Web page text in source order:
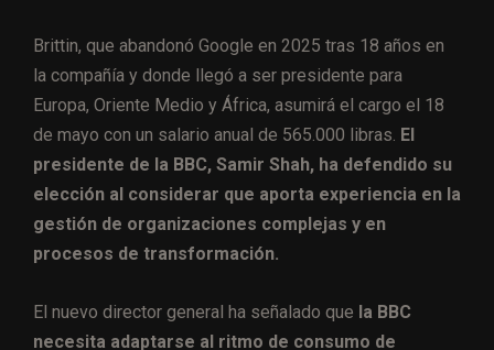
Brittin, que abandonó Google en 2025 tras 18 años en
la compañía y donde llegó a ser presidente para
Europa, Oriente Medio y África, asumirá el cargo el 18
de mayo con un salario anual de 565.000 libras. El
presidente de la BBC, Samir Shah, ha defendido su
elección al considerar que aporta experiencia en la
gestión de organizaciones complejas y en
procesos de transformación.
El nuevo director general ha señalado que la BBC
necesita adaptarse al ritmo de consumo de